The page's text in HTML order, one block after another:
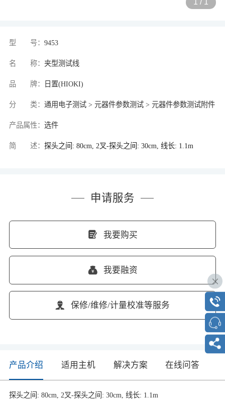
型 号： 9453
名 称： 夹型测试线
品 牌： 日置(HIOKI)
分 类： 通用电子测试 > 元器件参数测试 > 元器件参数测试附件
产品属性： 选件
简 述： 探头之间: 80cm, 2叉-探头之间: 30cm, 线长: 1.1m
申请服务
我要购买
我要融资
保修/维修/计量校准等服务
产品介绍 适用主机 解决方案 在线问答
探头之间: 80cm, 2叉-探头之间: 30cm, 线长: 1.1m